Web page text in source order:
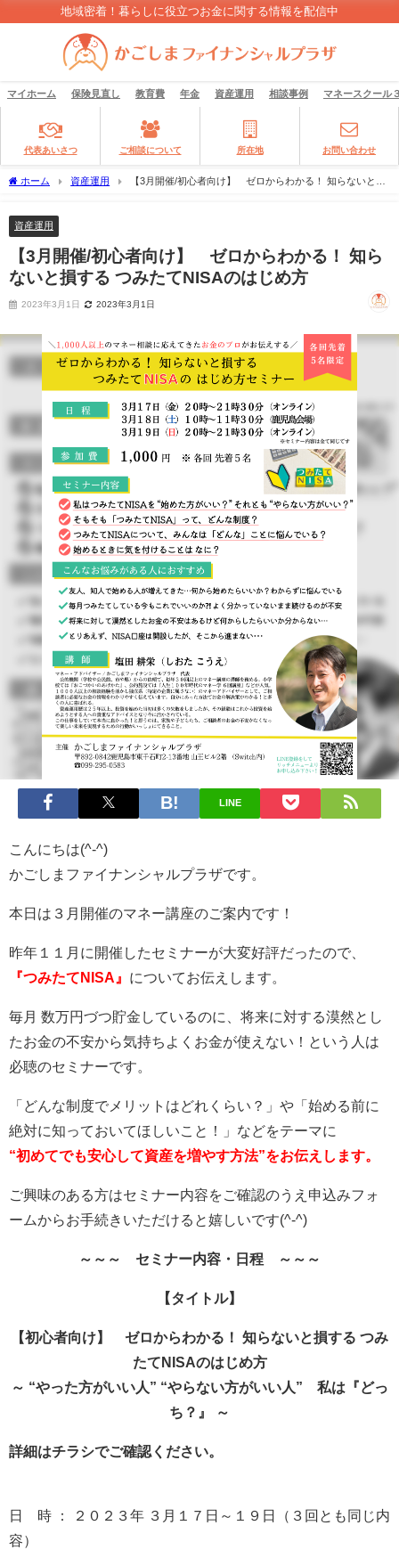
地域密着！暮らしに役立つお金に関する情報を配信中
マイホーム 保険見直し 教育費 年金 資産運用 相談事例 マネースクール
代表あいさつ ご相談について 所在地 お問い合わせ
ホーム 資産運用
【3月開催/初心者向け】 ゼロからわかる！ 知らないと損
資産運用
【3月開催/初心者向け】 ゼロからわかる！ 知ら
ないと損する つみたてNISAのはじめ方
2023年3月1日 2023年3月1日
LINE
こんにちは(^-^)
かごしまファイナンシャルプラザです。
本日は３月開催のマネー講座のご案内です！
昨年１１月に開催したセミナーが大変好評だったので、
『つみたてNISA』 についてお伝えします。
毎月 数万円づつ貯金しているのに、将来に対する漠然とし
たお金の不安から気持ちよくお金が使えない！という人は
必聴のセミナーです。
「どんな制度でメリットはどれくらい？」や「始める前に
絶対に知っておいてほしいこと！」などをテーマに
“初めてでも安心して資産を増やす方法”をお伝えします。
ご興味のある方はセミナー内容をご確認のうえ申込みフォ
ームからお手続きいただけると嬉しいです(^-^)
～～～ セミナー内容・日程 ～～～
【タイトル】
【初心者向け】 ゼロからわかる！ 知らないと損する つみ
たてNISAのはじめ方
～ “やった方がいい人” “やらない方がいい人” 私は『どっ
ち？』 ～
詳細はチラシでご確認ください。
日 時 ： ２０２３年 ３月１７日～１９日（３回とも同じ内
容）